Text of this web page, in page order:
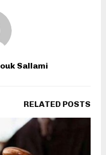
Sallami
RELATED POSTS